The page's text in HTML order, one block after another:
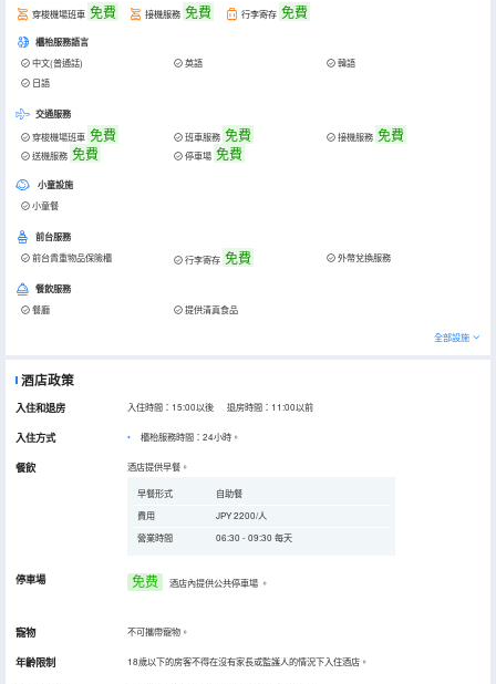
穿梭機場班車 免費 接機服務 免費 行李寄存 免費
櫃枱服務語言
中文(普通話) 英語
韓語
日語
交通服務
穿梭機場班車 免費 班車服務 免費 接機服務 免費
送機服務 免費 停車場 免費
小童設施
小童餐
前台服務
前台貴重物品保險櫃 行李寄存 免費 外幣兌換服務
餐飲服務
餐廳 提供清真食品
全部設施
酒店政策
入住和退房 入住時間：15:00以後 退房時間：11:00以前
入住方式 櫃枱服務時間：24小時。
餐飲 酒店提供早餐。
早餐形式
自助餐
費用
JPY 2200/人
營業時間
06:30 - 09:30 每天
停車場 免费 酒店內提供公共停車場 。
寵物 不可攜帶寵物。
年齡限制 18歲以下的房客不得在沒有家長或監護人的情況下入住酒店。